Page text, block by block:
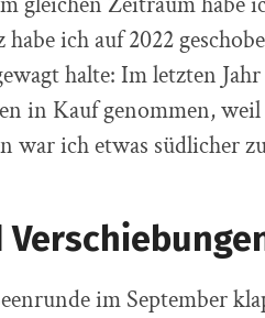
ich auf 2022
halte: Im letzten
in Kauf genommen,
war ich etwas südlicher
im September